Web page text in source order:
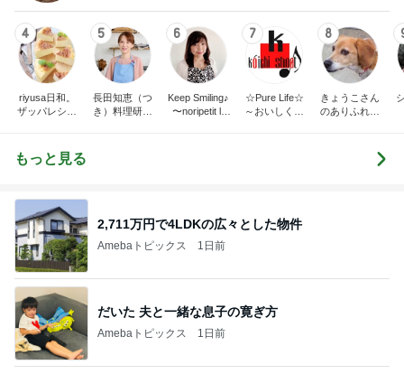
4
riyusa日和。
ザッパレシピ
かず
5
長田知恵（つ
き）料理研究
6
Keep Smiling♪
〜noripetit lif
7
☆Pure Life☆
～おいしく、
8
きょうこさん
のありふれた
もっと見る
2,711万円で4LDKの広々とした物件
Amebaトピックス 1日前
だいた 夫と一緒な息子の寛ぎ方
Amebaトピックス 1日前